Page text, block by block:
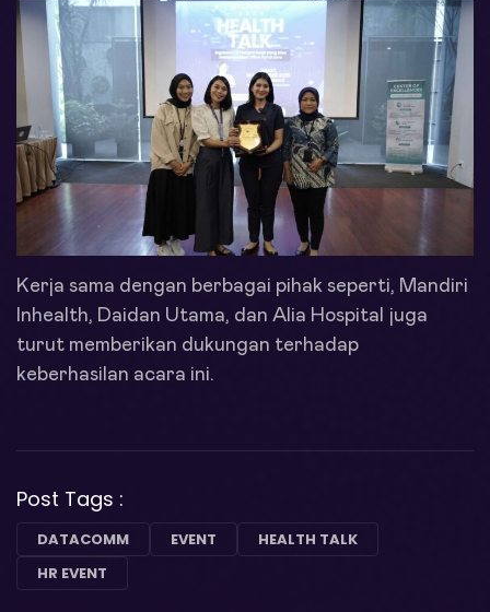
Kerja sama dengan berbagai pihak seperti, Mandiri
Inhealth, Daidan Utama, dan Alia Hospital juga
turut memberikan dukungan terhadap
keberhasilan acara ini.
Post Tags :
DATACOMM EVENT
HEALTH TALK
HR EVENT